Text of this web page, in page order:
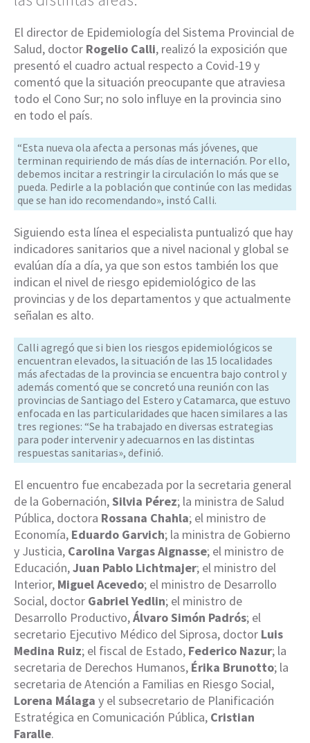
El director de Epidemiología del Sistema Provincial de
Salud, doctor Rogelio Calli, realizó la exposición que
presentó el cuadro actual respecto a Covid-19 y
comentó que la situación preocupante que atraviesa
todo el Cono Sur; no solo influye en la provincia sino
en todo el país.
“Esta nueva ola afecta a personas más jóvenes, que
terminan requiriendo de más días de internación. Por ello,
debemos incitar a restringir la circulación lo más que se
pueda. Pedirle a la población que continúe con las medidas
que se han ido recomendando», instó Calli.
Siguiendo esta línea el especialista puntualizó que hay
indicadores sanitarios que a nivel nacional y global se
evalúan día a día, ya que son estos también los que
indican el nivel de riesgo epidemiológico de las
provincias y de los departamentos y que actualmente
señalan es alto.
Calli agregó que si bien los riesgos epidemiológicos se
encuentran elevados, la situación de las 15 localidades
más afectadas de la provincia se encuentra bajo control y
además comentó que se concretó una reunión con las
provincias de Santiago del Estero y Catamarca, que estuvo
enfocada en las particularidades que hacen similares a las
tres regiones: “Se ha trabajado en diversas estrategias
para poder intervenir y adecuarnos en las distintas
respuestas sanitarias», definió.
El encuentro fue encabezada por la secretaria general
de la Gobernación,Silvia Pérez; la ministra de Salud
Pública, doctora Rossana Chahla; el ministro de
Economía, Eduardo Garvich; la ministra de Gobierno
y Justicia, Carolina Vargas Aignasse; el ministro de
Educación,Juan Pablo Lichtmajer; el ministro del
Interior, Miguel Acevedo; el ministro de Desarrollo
Social, doctor Gabriel Yedlin; el ministro de
Desarrollo Productivo,Álvaro Simón Padrós; el
secretario Ejecutivo Médico del Siprosa, doctor Luis
Medina Ruiz; el fiscal de Estado, Federico Nazur; la
secretaria de Derechos Humanos, Érika Brunotto; la
secretaria de Atención a Familias en Riesgo Social,
Lorena Málaga y el subsecretario de Planificación
Estratégica en Comunicación Pública, Cristian
Faralle.